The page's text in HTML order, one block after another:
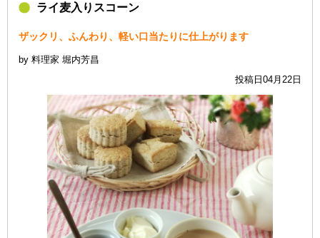
ライ麦入りスコーン
ザックリ、ふんわり、軽い口当たりに仕上がります
by 料理家 堀内芳昌
投稿日04月22日